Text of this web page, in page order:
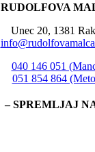
RUDOLFOVA
Unec 20, 1381
040 146 051
051 854 864
– SPREMLJAJ